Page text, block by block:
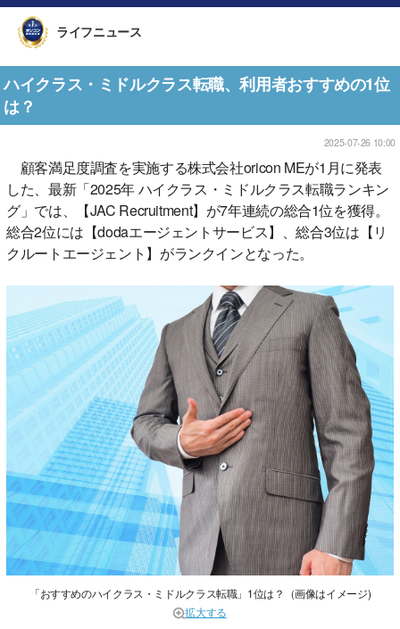
ライフニュース
ハイクラス・ミドルクラス転職、利用者おすすめの1位
は？
2025-07-26 10:00
顧客満足度調査を実施する株式会社oricon MEが1月に発表
した、最新「2025年 ハイクラス・ミドルクラス転職ランキン
グ」では、【JAC Recruitment】が7年連続の総合1位を獲得。
総合2位には【dodaエージェントサービス】、総合3位は【リ
クルートエージェント】がランクインとなった。
「おすすめのハイクラス・ミドルクラス転職」1位は？（画像はイメージ)
拡大する